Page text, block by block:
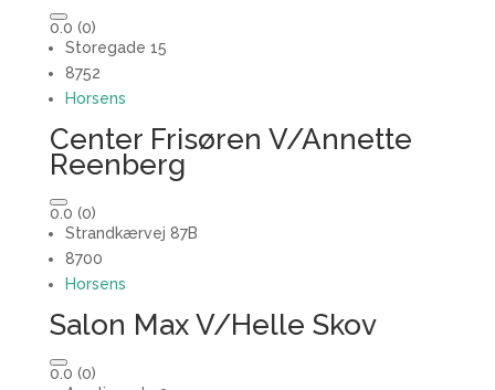
0.0 (0)
Storegade 15
8752
Horsens
Center Frisøren V/Annette
Reenberg
0.0 (0)
Strandkærvej 87B
8700
Horsens
Salon Max V/Helle Skov
0.0 (0)